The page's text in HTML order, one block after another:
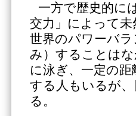
一方で歴史的に
交力」によって
世界のパワーバ
み）することは
に泳ぎ、一定の
する人もいるが
る。